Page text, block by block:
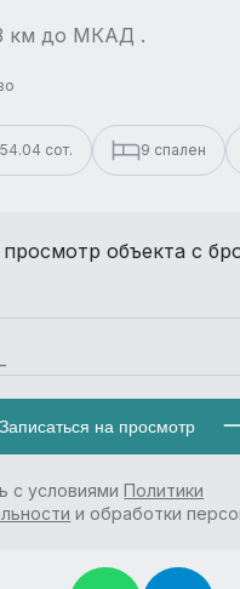
км до МКАД .
54.04 сот. 9 спален
объекта с
Записаться на просмотр
с условиямиПолитики
и обработки